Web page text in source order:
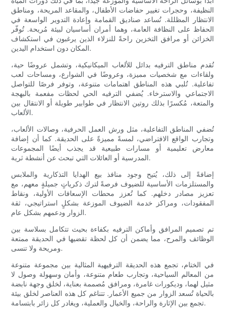
النظيفة، وحجرات تغيير حفاضات الأطفال، والمقاعد المريحة، ومناطق
الانتظار المظللة. تُساعد صناديق القمامة وإعادة التدوير الواسعة في
الحفاظ على النظافة العامة، وهما أمران أساسيان لبيئة مُريحة. تُوفّر
الخزائن أو مرافق التخزين راحةً للنزلاء الذين يرغبون في استكشاف
المكان دون استخدام اليدين.
تُقدم مناطق الترفيه بدائل للألعاب الميكانيكية، وتشمل عروضًا حية،
ولقاءات مع شخصيات مميزة، وعروضًا في الشوارع، ومساحات لعب
تفاعلية. تُلبي هذه المناطق اهتمامات متنوعة، وتوفر فرصًا للتواصل
الاجتماعي والاسترخاء. يُضفي الترفيه الحي لحظات مفعمة بالبهجة
والمتعة، مُكسرًا بذلك روتين الانتظار في طوابير طويلة أو الانتقال بين
الألعاب.
تُضفي المناطق التفاعلية، مثل ورش العمل الحرفية، وصالات الألعاب،
وتجارب الواقع الافتراضي، لمسةً مميزةً على الحديقة. كما أن إضافة
معارض تعليمية أو مسارات طبيعية قد يجذب أيضًا المجموعات
المدرسية أو العائلات التي تبحث عن أنشطة ثرية.
إضافةً إلى ذلك، يُتيح وجود منافذ بيع الهدايا التذكارية والملابس
والمستلزمات الأساسية للضيوف فرصةً لترك ذكرياتٍ جميلةٍ معهم، مع
تعزيز مصادر دخلهم. كما تُعزز محطات الإسعافات الأولية، ونقاط
المفقودات، ومراكز خدمة الضيوف الموزعة بشكلٍ استراتيجي، ثقة
الزوار ودعمهم بشكل عام.
تم تصميم المرافق وأماكن الترفيه بكفاءة بحيث تتكامل بسلاسة بين
الوظائف والمرح، مما يضمن أن كل لحظة تقضيها في الحديقة ممتعة
ومريحة ولا تنسى.
في الختام، تجمع هذه الحديقة الترفيهية المثالية بين مجموعة متنوعة
من المعالم السياحية، وتجارب طعام متنوعة، وأمان وسهولة وصول لا
مثيل لهما، وديكورات غامرة، ومرافق مُصممة بعناية، لخلق وجهة نابضة
بالحياة تُسعد الزوار من جميع الأعمار. تتناغم كل هذه العناصر لخلق بيئة
تجمع بين الإثارة والراحة، والخيال والعملية، ويغادر كل زائر بابتسامة.